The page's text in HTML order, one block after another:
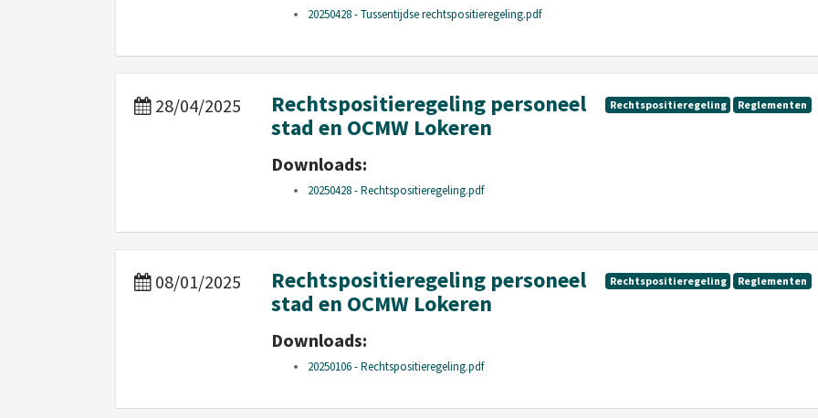
20250428 - Tussentijdse rechtspositieregeling.pdf
28/04/2025 Rechtspositieregeling Reglementen
Rechtspositieregeling personeel
stad en OCMW Lokeren
Downloads:
20250428 - Rechtspositieregeling.pdf
08/01/2025 Rechtspositieregeling Reglementen
Rechtspositieregeling personeel
stad en OCMW Lokeren
Downloads:
20250106 - Rechtspositieregeling.pdf